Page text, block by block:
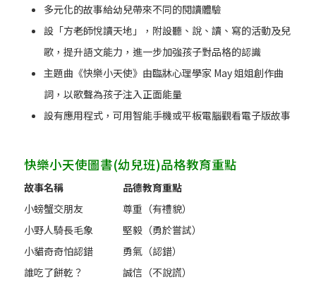
多元化的故事給幼兒帶來不同的閱讀體驗
設「方老師悅讀天地」，附設聽、說、讀、寫的活動及兒
歌，提升語文能力，進一步加強孩子對品格的認識
主題曲《快樂小天使》由臨牀心理學家 May 姐姐創作曲
詞，以歌聲為孩子注入正面能量
設有應用程式，可用智能手機或平板電腦觀看電子版故事
快樂小天使圖書(幼兒班)品格教育重點
故事名稱
品德教育重點
小螃蟹交朋友
尊重（有禮貌）
小野人騎長毛象
堅毅（勇於嘗試）
小貓奇奇怕認錯
勇氣（認錯）
誰吃了餅乾？
誠信（不說謊）